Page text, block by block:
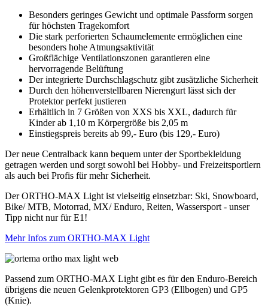
Besonders geringes Gewicht und optimale Passform sorgen
für höchsten Tragekomfort
Die stark perforierten Schaumelemente ermöglichen eine
besonders hohe Atmungsaktivität
Großflächige Ventilationszonen garantieren eine
hervorragende Belüftung
Der integrierte Durchschlagschutz gibt zusätzliche Sicherheit
Durch den höhenverstellbaren Nierengurt lässt sich der
Protektor perfekt justieren
Erhältlich in 7 Größen von XXS bis XXL, dadurch für
Kinder ab 1,10 m Körpergröße bis 2,05 m
Einstiegspreis bereits ab 99,- Euro (bis 129,- Euro)
Der neue Centralback kann bequem unter der Sportbekleidung
getragen werden und sorgt sowohl bei Hobby- und Freizeitsportlern
als auch bei Profis für mehr Sicherheit.
Der ORTHO-MAX Light ist vielseitig einsetzbar: Ski, Snowboard,
Bike/ MTB, Motorrad, MX/ Enduro, Reiten, Wassersport - unser
Tipp nicht nur für E1!
Mehr Infos zum ORTHO-MAX Light
Passend zum ORTHO-MAX Light gibt es für den Enduro-Bereich
übrigens die neuen Gelenkprotektoren GP3 (Ellbogen) und GP5
(Knie).